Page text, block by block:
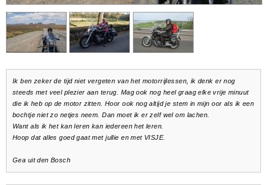
Ik ben zeker de tijd niet vergeten van het motorrijlessen, ik denk er nog
steeds met veel plezier aan terug. Mag ook nog heel graag elke vrije minuut
die ik heb op de motor zitten. Hoor ook nog altijd je stem in mijn oor als ik een
bochtje niet zo netjes neem. Dan moet ik er zelf wel om lachen.
Want als ik het kan leren kan iedereen het leren.
Hoop dat alles goed gaat met jullie en met VISJE.
Gea uit den Bosch